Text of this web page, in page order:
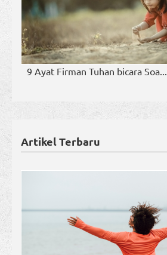
9 Ayat Firman Tuhan bicara Soa...
Artikel Terbaru